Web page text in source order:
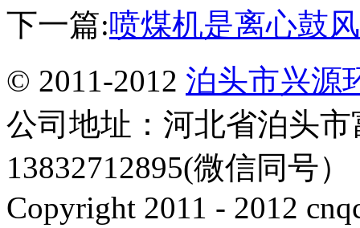
下一篇:喷煤机是离心鼓
© 2011-2012 泊头市兴源
公司地址：河北省泊头
13832712895(微信同号
Copyright 2011 - 2012